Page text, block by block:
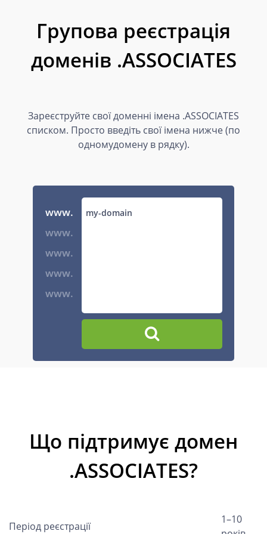
Групова реєстрація
доменів .ASSOCIATES
Зареєструйте свої доменні імена .ASSOCIATES
списком. Просто введіть свої імена нижче (по
одномудомену в рядку).
www.
www.
www.
www.
www.
Що підтримує домен
.ASSOCIATES?
Період реєстрації
1–10